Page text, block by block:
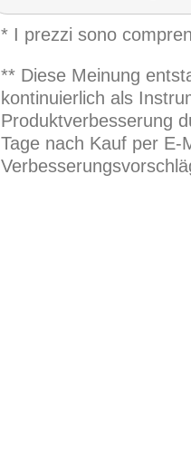
* I prezzi sono
** Diese Meinung
kontinuierlich als
Produktverbesserung
Tage nach Kauf per E-